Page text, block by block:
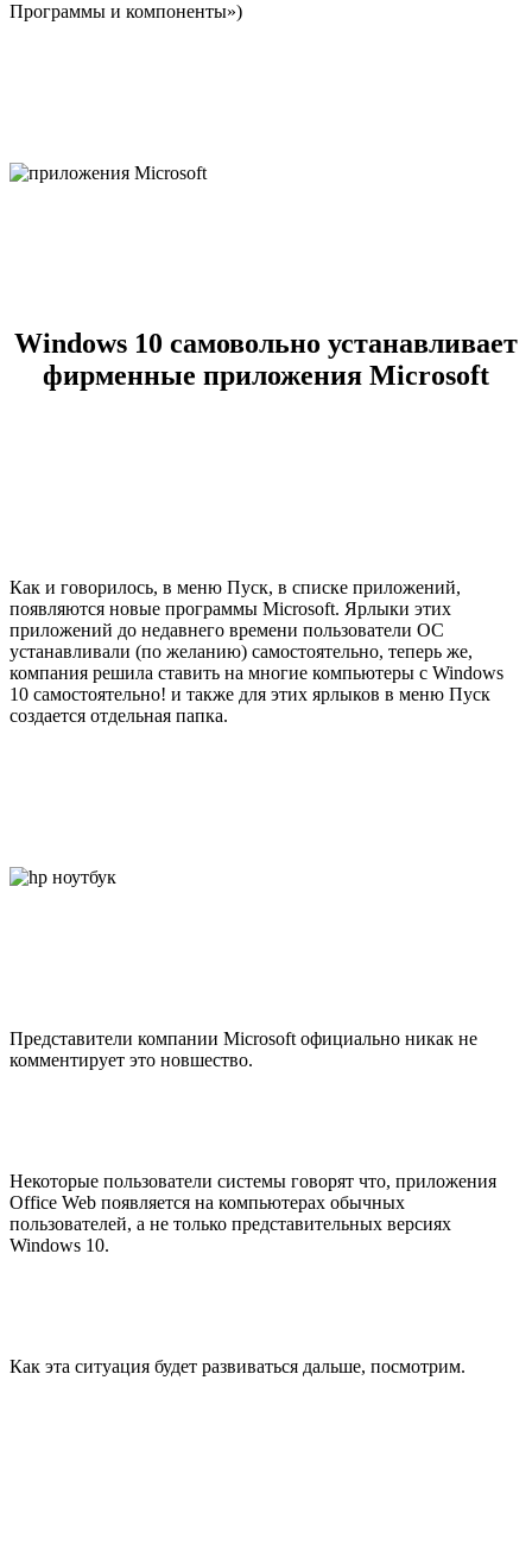
Программы и компоненты»)
Windows 10 самовольно устанавливает
фирменные приложения Microsoft
Как и говорилось, в меню Пуск, в списке приложений,
появляются новые программы Microsoft. Ярлыки этих
приложений до недавнего времени пользователи ОС
устанавливали (по желанию) самостоятельно, теперь же,
компания решила ставить на многие компьютеры с Windows
10 самостоятельно! и также для этих ярлыков в меню Пуск
создается отдельная папка.
Представители компании Microsoft официально никак не
комментирует это новшество.
Некоторые пользователи системы говорят что, приложения
Office Web появляется на компьютерах обычных
пользователей, а не только представительных версиях
Windows 10.
Как эта ситуация будет развиваться дальше, посмотрим.